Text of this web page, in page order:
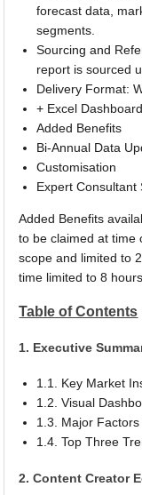
forecast data,
segments.
Sourcing and
report is sourced
Delivery Format:
+ Excel Dashboard
Added Benefits
Bi-Annual Data
Customisation
Expert Consultant
Added Benefits
to be claimed at time
scope and limited to
time limited to 8 hours.
Table of Contents
1. Executive
1.1. Key Market
1.2. Visual
1.3. Major
1.4. Top Three
2. Content Creator